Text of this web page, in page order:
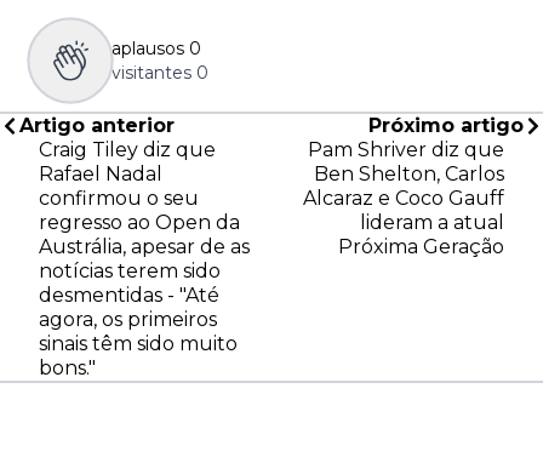
aplausos 0
visitantes 0
Artigo anterior
Craig Tiley diz que
Rafael Nadal
confirmou o seu
regresso ao Open da
Austrália, apesar de as
notícias terem sido
desmentidas - "Até
agora, os primeiros
sinais têm sido muito
bons."
Próximo artigo
Pam Shriver diz que
Ben Shelton, Carlos
Alcaraz e Coco Gauff
lideram a atual
Próxima Geração